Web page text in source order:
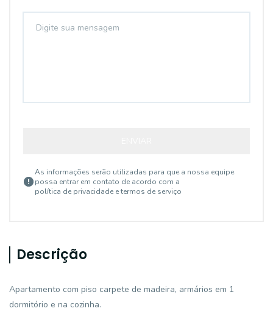
As informações serão utilizadas para que a nossa equipe
possa entrar em contato de acordo com a
política de privacidade e termos de serviço
Descrição
Apartamento com piso carpete de madeira, armários em 1
dormitório e na cozinha.